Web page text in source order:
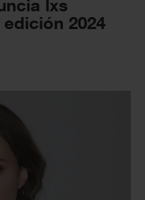
lxs
2024